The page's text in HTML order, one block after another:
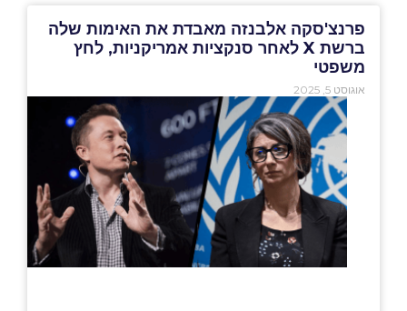
פרנצ'סקה אלבנזה מאבדת את האימות שלה
ברשת X לאחר סנקציות אמריקניות, לחץ
משפטי
אוגוסט 5, 2025